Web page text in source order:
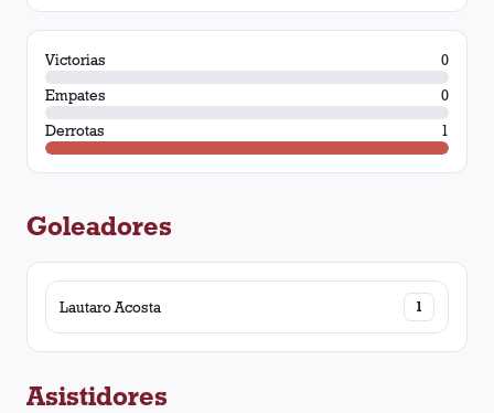
Victorias
0
Empates
0
Derrotas
1
Goleadores
Lautaro Acosta 1
Asistidores